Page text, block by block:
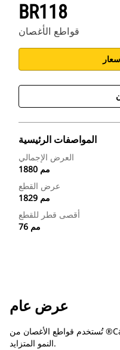
BR118
قواطع الأغصان
المواصفات الرئيسية
العرض الإجمالي
1880 مم
عرض القطع
1829 مم
أقصى قطر للقطع
76 مم
عرض عام
تُستخدم قواطع الأغصان من ®Cat في تنظيف الأرض وإزالة النباتات ذات
النمو المتزايد.